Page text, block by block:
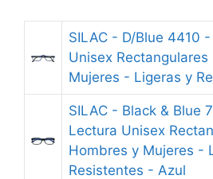
SILAC - D/Blue 4410
Unisex
Mujeres - Ligeras y
SILAC - Black & Blue
Lectura Unisex
Hombres y Mujeres -
Resistentes - Azul